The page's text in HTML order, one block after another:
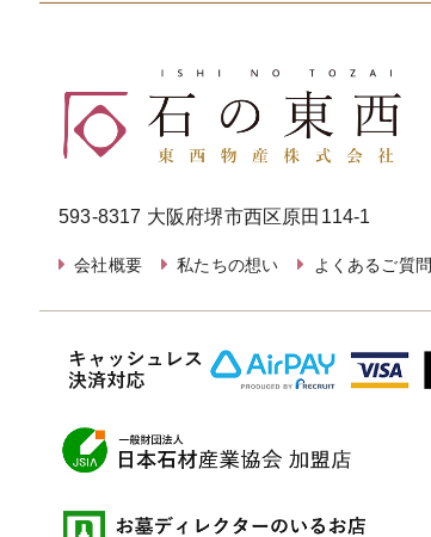
593-8317 大阪府堺市西区原田114-1
会社概要 私たちの想い よくあるご質問